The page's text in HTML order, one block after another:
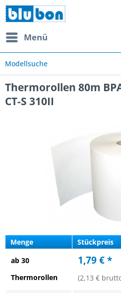
Menü
Modellsuche
Thermorollen 80m
CT-S 310II
Menge Stückpreis
ab 30
Thermorollen
1,79 € *
(2,13 €